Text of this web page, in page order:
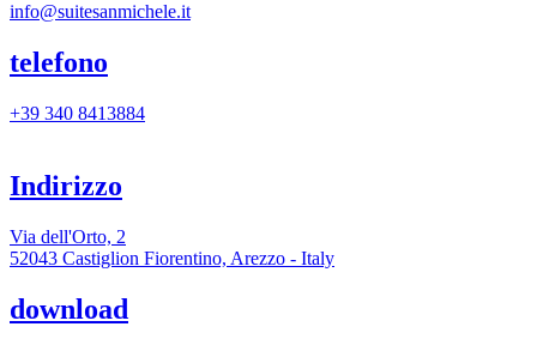
info@suitesanmichele.it
telefono
+39 340 8413884
Indirizzo
Via dell'Orto, 2
52043 Castiglion Fiorentino, Arezzo - Italy
download